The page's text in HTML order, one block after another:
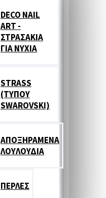
DECO NAIL
ART -
ΣΤΡΑΣΑΚΙΑ
ΓΙΑ ΝΥΧΙΑ
STRASS
(ΤΥΠΟΥ
SWAROVSKI)
ΑΠΟΞΗΡΑΜΕΝΑ
ΛΟΥΛΟΥΔΙΑ
ΠΕΡΛΕΣ